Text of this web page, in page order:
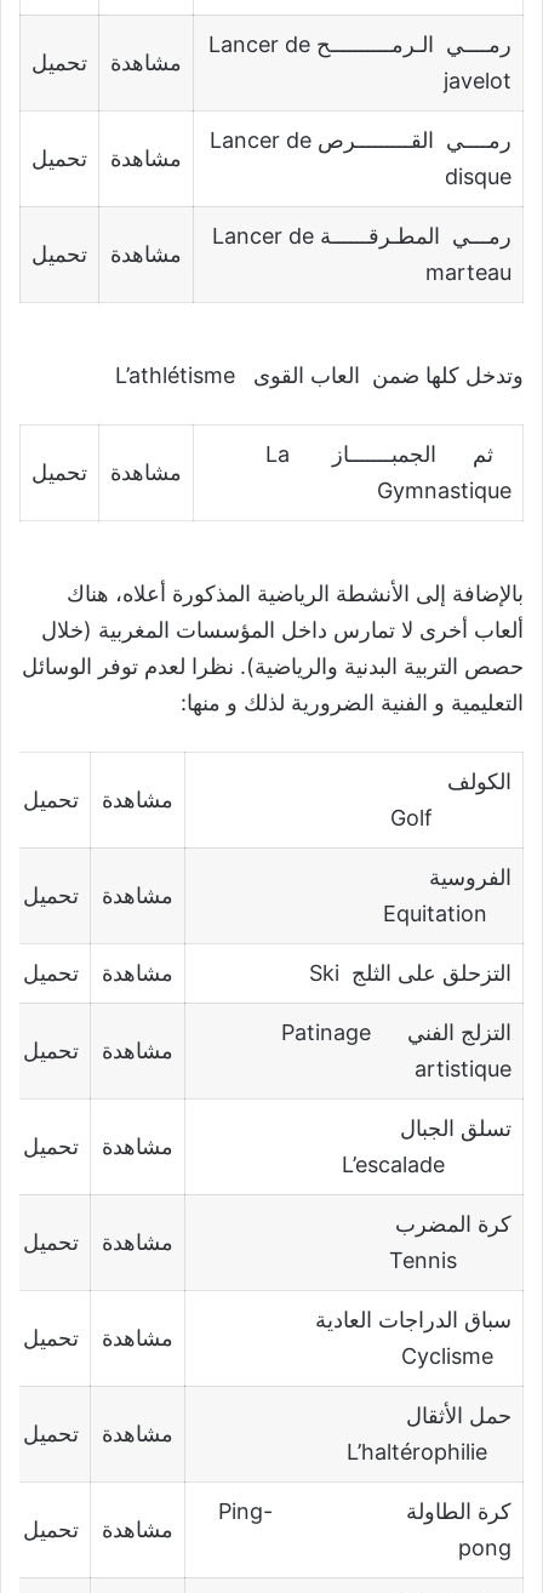
رمــــي الـرمــــــــــح Lancer de
javelot
مشاهدة تحميل
رمــــي القـــــــــرص Lancer de
disque
مشاهدة تحميل
رمـــي المطـرقــــــة Lancer de
marteau
مشاهدة تحميل
وتدخل كلها ضمن العاب القوى L’athlétisme
ثم الجمبـــــــاز La
Gymnastique
مشاهدة تحميل
بالإضافة إلى الأنشطة الرياضية المذكورة أعلاه، هناك
ألعاب أخرى لا تمارس داخل المؤسسات المغربية (خلال
حصص التربية البدنية والرياضية). نظرا لعدم توفر الوسائل
التعليمية و الفنية الضرورية لذلك و منها:
الكولف
مشاهدة تحميل
الفروسية
مشاهدة تحميل
التزحلق على الثلج Ski مشاهدة تحميل
التزلج الفني Patinage
artistique
مشاهدة تحميل
تسلق الجبال
مشاهدة تحميل
كرة المضرب
مشاهدة تحميل
سباق الدراجات العادية
مشاهدة تحميل
حمل الأثقال
مشاهدة تحميل
كرة الطاولة Ping-
pong
مشاهدة تحميل